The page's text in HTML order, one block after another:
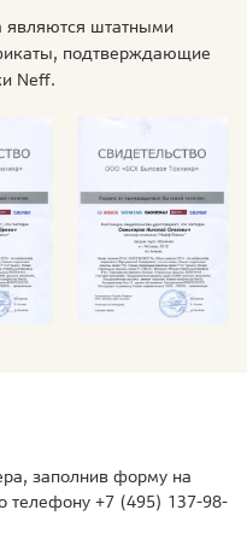
являются штатными
подтверждающие
Neff.
заполнив форму на
телефону +7 (495) 137-98-